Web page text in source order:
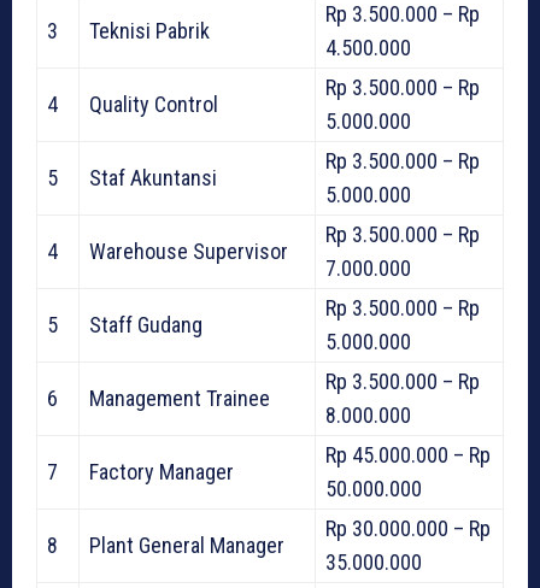
3 Teknisi Pabrik
Rp 3.500.000 – Rp
4.500.000
4 Quality Control
Rp 3.500.000 – Rp
5.000.000
5 Staf Akuntansi
Rp 3.500.000 – Rp
5.000.000
4 Warehouse Supervisor
Rp 3.500.000 – Rp
7.000.000
5 Staff Gudang
Rp 3.500.000 – Rp
5.000.000
6 Management Trainee
Rp 3.500.000 – Rp
8.000.000
7 Factory Manager
Rp 45.000.000 – Rp
50.000.000
8 Plant General Manager
Rp 30.000.000 – Rp
35.000.000